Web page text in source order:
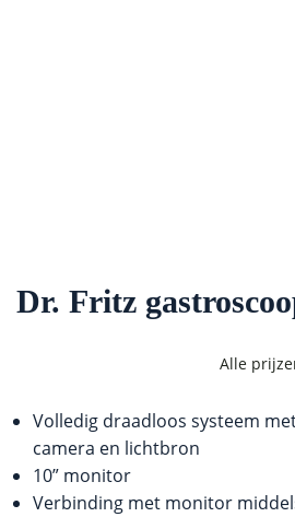
Dr. Fritz
Volledig draadloos systeem
camera en lichtbron
10” monitor
Verbinding met monitor